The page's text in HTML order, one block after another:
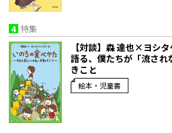
4 特集
【対談】森 達也×ヨシ
語る、僕たちが「流され
きこと
絵本・児童書